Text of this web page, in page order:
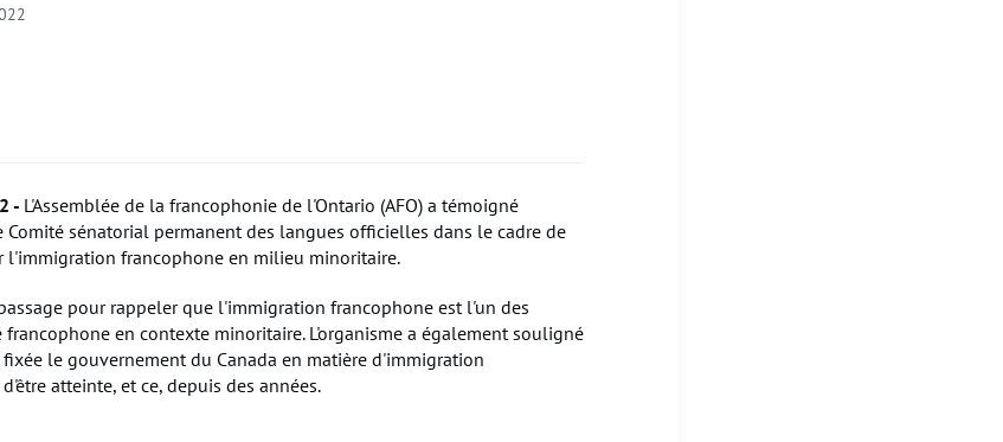
- L'Assemblée de la francophonie de l'Ontario (AFO) a témoigné
sénatorial permanent des langues officielles dans le cadre de
l'immigration francophone en milieu minoritaire.
pour rappeler que l'immigration francophone est l'un des
en contexte minoritaire. L'organisme a également souligné
le gouvernement du Canada en matière d'immigration
atteinte, et ce, depuis des années.